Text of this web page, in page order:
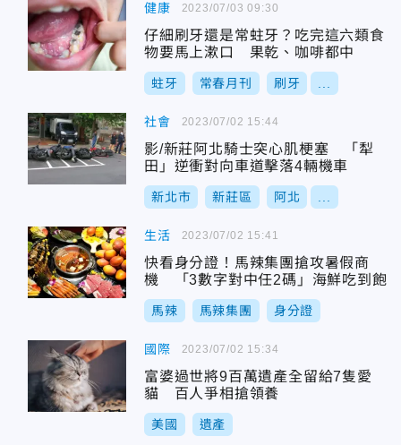
健康
仔細刷牙還是常蛀牙？吃完這六類食
物要馬上漱口 果乾、咖啡都中
蛀牙 常春月刊 刷牙
2023/07/03 09:30
社會
影/新莊阿北騎士突心肌梗塞 「犁
田」逆衝對向車道擊落4輛機車
新北市 新莊區 阿北
2023/07/02 15:44
生活
快看身分證！馬辣集團搶攻暑假商
機 「3數字對中任2碼」海鮮吃到飽
馬辣 馬辣集團 身分證
2023/07/02 15:41
國際
富婆過世將9百萬遺產全留給7隻愛
貓 百人爭相搶領養
美國 遺產
2023/07/02 15:34